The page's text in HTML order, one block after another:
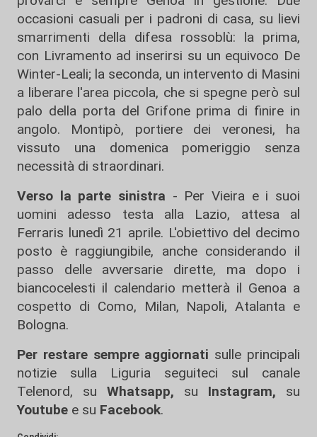
occasioni casuali per i padroni di casa, su lievi
smarrimenti della difesa rossoblù: la prima,
con Livramento ad inserirsi su un equivoco De
Winter-Leali; la seconda, un intervento di Masini
a liberare l'area piccola, che si spegne però sul
palo della porta del Grifone prima di finire in
angolo. Montipò, portiere dei veronesi, ha
vissuto una domenica pomeriggio senza
necessità di straordinari.
Verso la parte sinistra - Per Vieira e i suoi
uomini adesso testa alla Lazio, attesa al
Ferraris lunedì 21 aprile. L'obiettivo del decimo
posto è raggiungibile, anche considerando il
passo delle avversarie dirette, ma dopo i
biancocelesti il calendario metterà il Genoa a
cospetto di Como, Milan, Napoli, Atalanta e
Bologna.
Per restare sempre aggiornati sulle principali
notizie sulla Liguria seguiteci sul canale
Telenord, su
Whatsapp, su Instagram, su
Youtube e su Facebook.